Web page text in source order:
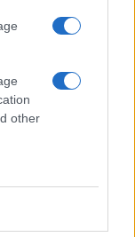
other
Dravogradom je
za promet